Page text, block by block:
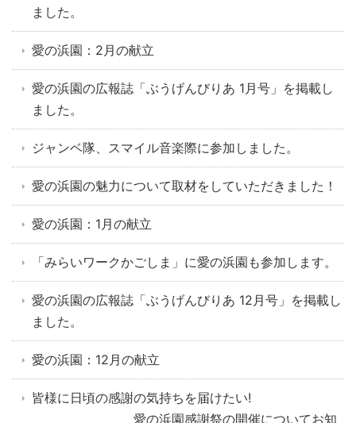
ました。
愛の浜園：2月の献立
愛の浜園の広報誌「ぶうげんびりあ 1月号」を掲載し
ました。
ジャンベ隊、スマイル音楽際に参加しました。
愛の浜園の魅力について取材をしていただきました！
愛の浜園：1月の献立
「みらいワークかごしま」に愛の浜園も参加します。
愛の浜園の広報誌「ぶうげんびりあ 12月号」を掲載し
ました。
愛の浜園：12月の献立
皆様に日頃の感謝の気持ちを届けたい!
愛の浜園感謝祭の開催についてお知